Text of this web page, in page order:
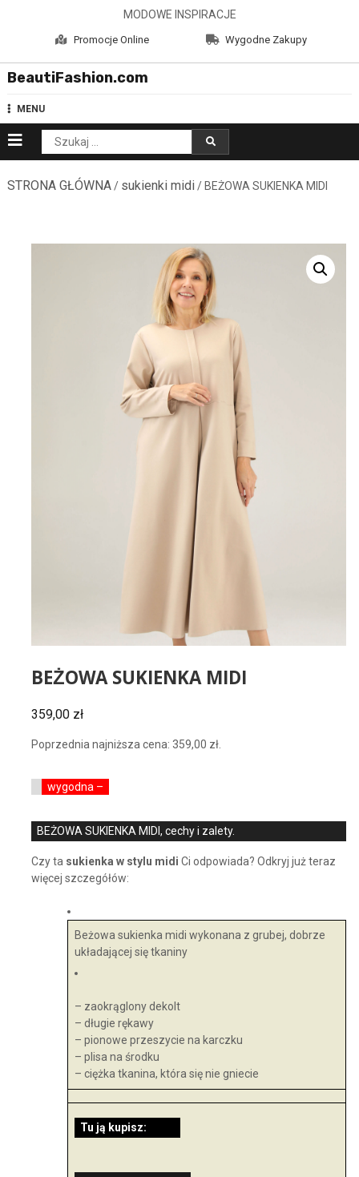
MODOWE INSPIRACJE
Promocje Online Wygodne Zakupy
BeautiFashion.com
MENU
Szukaj:
STRONA GŁÓWNA/ sukienki midi/ BEŻOWA SUKIENKA MIDI
BEŻOWA SUKIENKA MIDI
359,00 zł
Poprzednia najniższa cena: 359,00 zł.
wygodna –
BEŻOWA SUKIENKA MIDI, cechy i zalety.
Czy ta sukienka w stylu midi Ci odpowiada? Odkryj już teraz
więcej szczegółów:
Beżowa sukienka midi wykonana z grubej, dobrze
układającej się tkaniny
– zaokrąglony dekolt
– długie rękawy
– pionowe przeszycie na karczku
– plisa na środku
– ciężka tkanina, która się nie gniecie
Tu ją kupisz: